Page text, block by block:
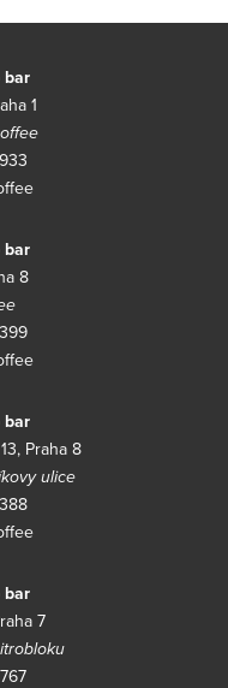
bar
1
bar
8
bar
Praha 8
ulice
bar
7